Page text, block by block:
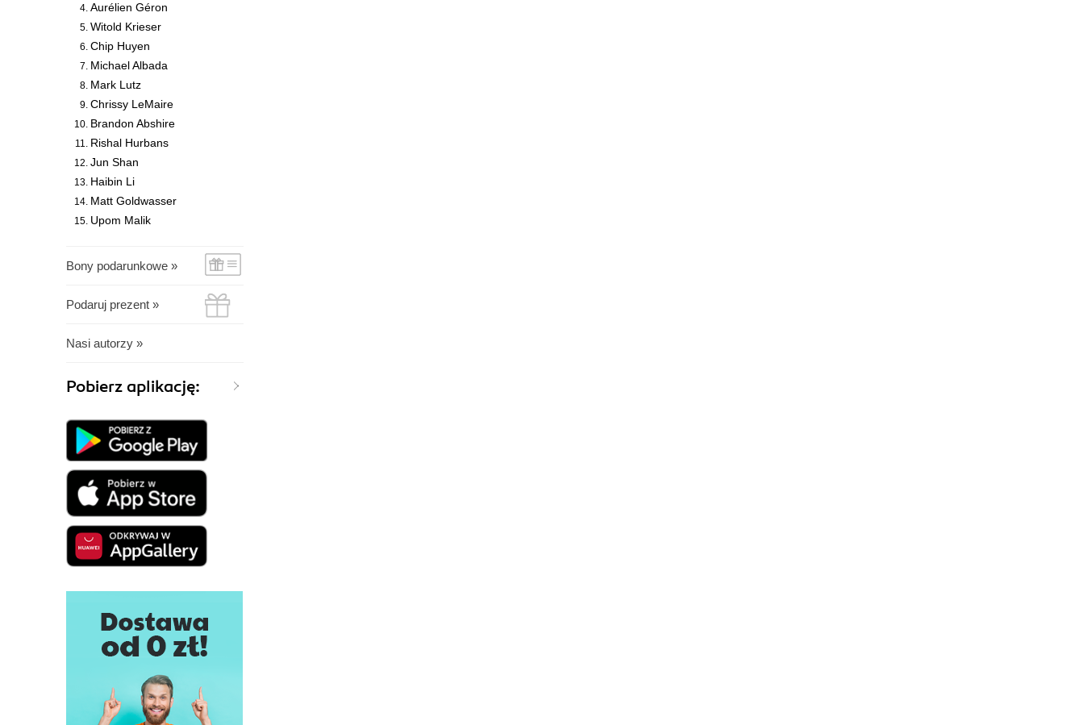
Aurélien Géron
Witold Krieser
Chip Huyen
Michael Albada
Mark Lutz
Chrissy LeMaire
Brandon Abshire
Rishal Hurbans
Jun Shan
Haibin Li
Matt Goldwasser
Upom Malik
Bony podarunkowe »
Podaruj prezent »
Nasi autorzy »
Pobierz aplikację: